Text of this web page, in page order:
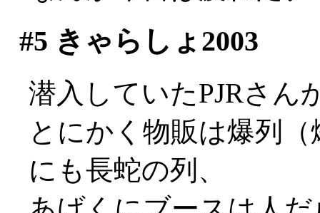
#5 きゃらしょ2003
潜入していたPJRさ
とにかく物販は爆列
にも長蛇の列、